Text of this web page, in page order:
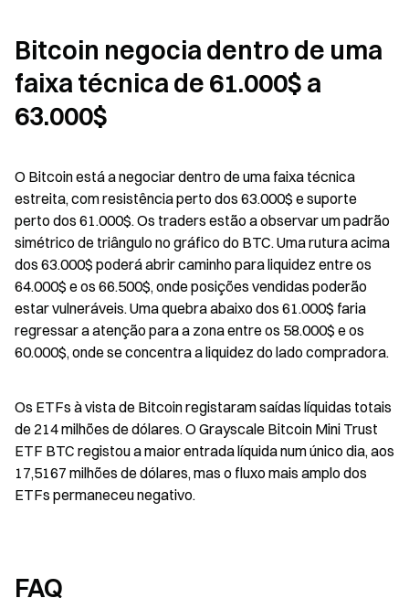
Bitcoin negocia dentro de uma
faixa técnica de 61.000$ a
63.000$
O Bitcoin está a negociar dentro de uma faixa técnica
estreita, com resistência perto dos 63.000$ e suporte
perto dos 61.000$. Os traders estão a observar um padrão
simétrico de triângulo no gráfico do BTC. Uma rutura acima
dos 63.000$ poderá abrir caminho para liquidez entre os
64.000$ e os 66.500$, onde posições vendidas poderão
estar vulneráveis. Uma quebra abaixo dos 61.000$ faria
regressar a atenção para a zona entre os 58.000$ e os
60.000$, onde se concentra a liquidez do lado compradora.
Os ETFs à vista de Bitcoin registaram saídas líquidas totais
de 214 milhões de dólares. O Grayscale Bitcoin Mini Trust
ETF BTC registou a maior entrada líquida num único dia, aos
17,5167 milhões de dólares, mas o fluxo mais amplo dos
ETFs permaneceu negativo.
FAQ